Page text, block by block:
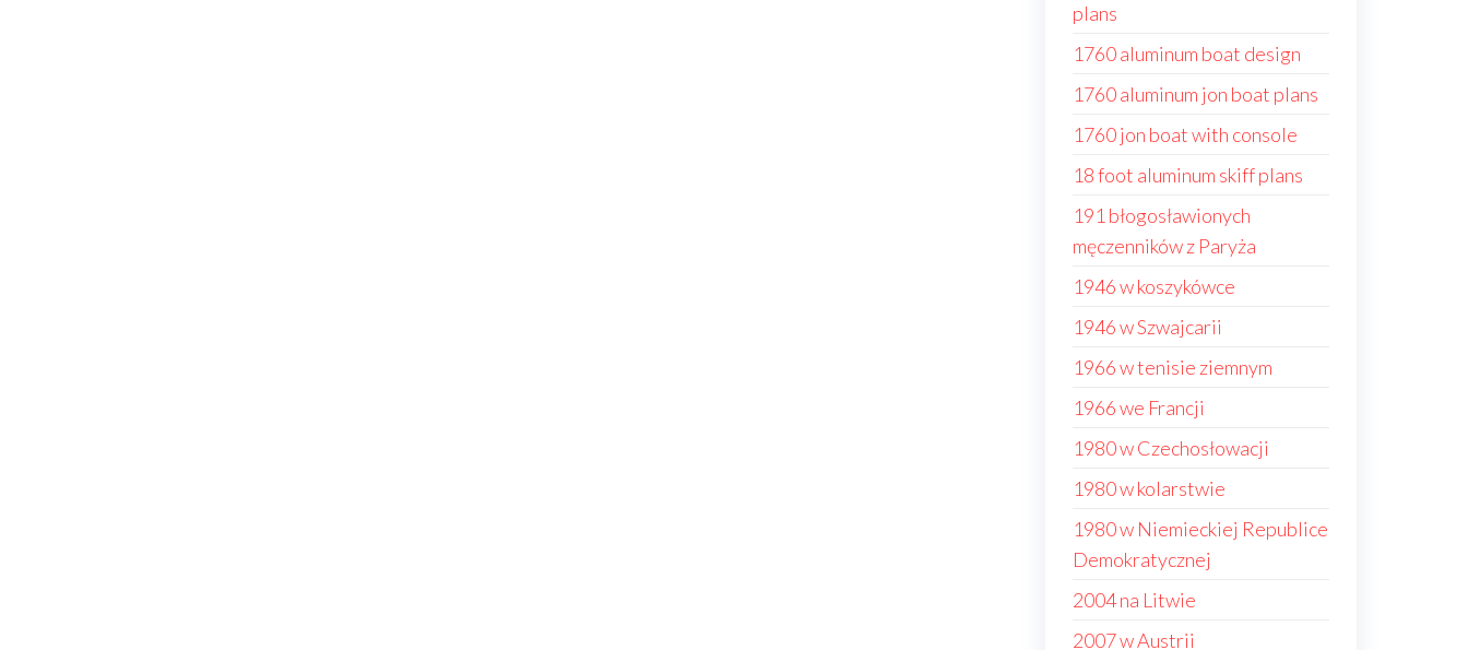
plans
1760 aluminum boat design
1760 aluminum jon boat plans
1760 jon boat with console
18 foot aluminum skiff plans
191 błogosławionych
męczenników z Paryża
1946 w koszykówce
1946 w Szwajcarii
1966 w tenisie ziemnym
1966 we Francji
1980 w Czechosłowacji
1980 w kolarstwie
1980 w Niemieckiej Republice
Demokratycznej
2004 na Litwie
2007 w Austrii